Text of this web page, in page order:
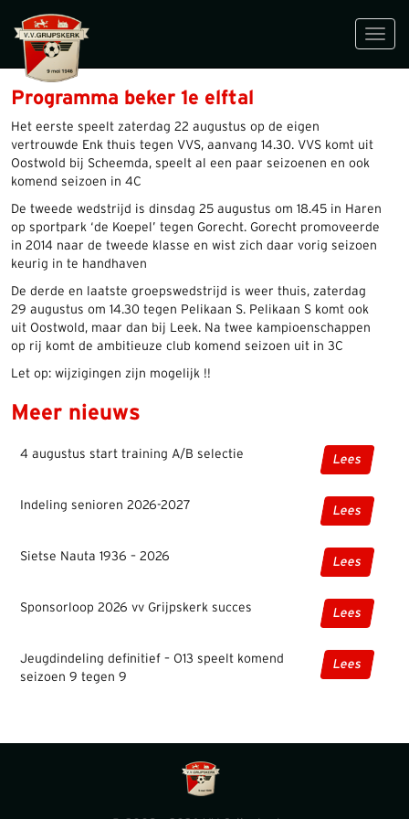
Programma beker 1e elftal
Het eerste speelt zaterdag 22 augustus op de eigen
vertrouwde Enk thuis tegen VVS, aanvang 14.30. VVS komt uit
Oostwold bij Scheemda, speelt al een paar seizoenen en ook
komend seizoen in 4C
De tweede wedstrijd is dinsdag 25 augustus om 18.45 in Haren
op sportpark ‘de Koepel’ tegen Gorecht. Gorecht promoveerde
in 2014 naar de tweede klasse en wist zich daar vorig seizoen
keurig in te handhaven
De derde en laatste groepswedstrijd is weer thuis, zaterdag
29 augustus om 14.30 tegen Pelikaan S. Pelikaan S komt ook
uit Oostwold, maar dan bij Leek. Na twee kampioenschappen
op rij komt de ambitieuze club komend seizoen uit in 3C
Let op: wijzigingen zijn mogelijk !!
Meer nieuws
4 augustus start training A/B selectie Lees
Indeling senioren 2026-2027 Lees
Sietse Nauta 1936 – 2026 Lees
Sponsorloop 2026 vv Grijpskerk succes Lees
Jeugdindeling definitief – O13 speelt komend
seizoen 9 tegen 9
Lees